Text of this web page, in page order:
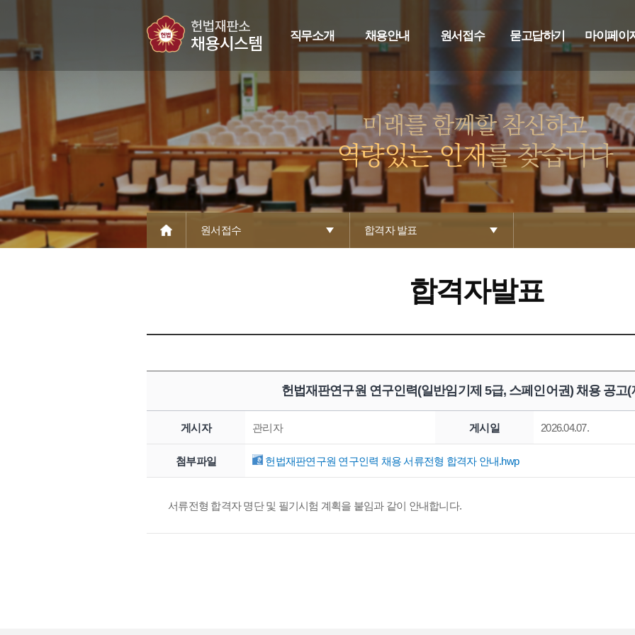
직무소개 채용안내 원서접수 묻고답하기 마이페이
원서접수 합격자 발표
합격자발표
헌법재판연구원 연구인력(일반임기제 5급, 스페인어권) 채용 공고(
게시자 관리자 게시일 2026.04.07.
첨부파일 헌법재판연구원 연구인력 채용 서류전형 합격자 안내.hwp
서류전형 합격자 명단 및 필기시험 계획을 붙임과 같이 안내합니다.